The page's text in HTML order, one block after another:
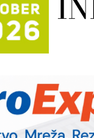
- više od
u industriji
ADVANCED
mašinama
elektranama i
točkova na
i odgovornog
iC7 Hybrid